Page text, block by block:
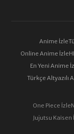
Anime İzle
Online Anime İzle
En Yeni Anime
Türkçe Altyazılı
One Piece İzle
Jujutsu Kaisen